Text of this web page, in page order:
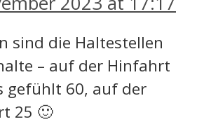
sind die Haltestellen
– auf der Hinfahrt
gefühlt 60, auf der
25 🙂